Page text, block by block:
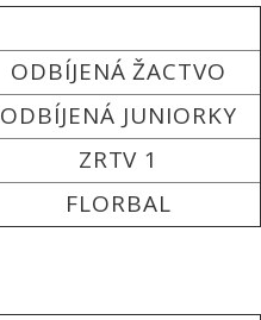
ODBÍJENÁ ŽACTVO
ODBÍJENÁ JUNIORKY
ZRTV 1
FLORBAL